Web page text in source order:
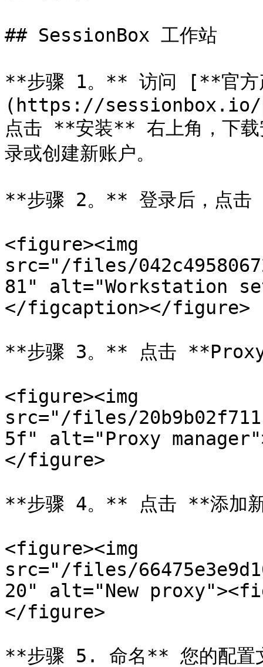
## SessionBox 工作站
**步骤 1。** 访问 [**官方
(https://
点击 **安装** 右上角，下载
录或创建新账户。
**步骤 2。** 登录后，点击
<figure><img
src="/files/
81" alt="Workstation
</figcaption></figure>
**步骤 3。** 点击
<figure><img
src="/files/
5f" alt="Proxy
</figure>
**步骤 4。** 点击 **添加
<figure><img
src="/files/
20" alt="New
</figure>
**步骤 5. 命名** 您的配置